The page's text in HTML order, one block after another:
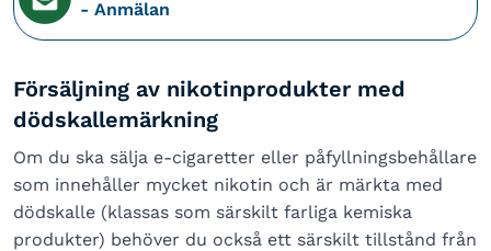
- Anmälan
Försäljning av nikotinprodukter med
dödskallemärkning
Om du ska sälja e-cigaretter eller påfyllningsbehållare
som innehåller mycket nikotin och är märkta med
dödskalle (klassas som särskilt farliga kemiska
produkter) behöver du också ett särskilt tillstånd från